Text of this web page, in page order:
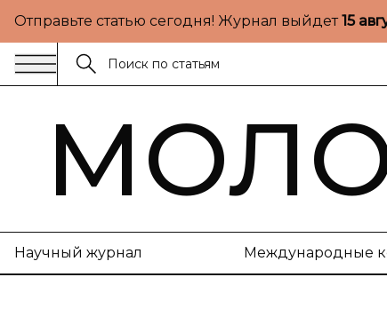
Отправьте статью сегодня! Журнал выйдет15
Научный журнал Международные